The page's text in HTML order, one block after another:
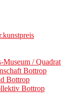
Museum / Quadrat
Bottrop
Bottrop
Bottrop